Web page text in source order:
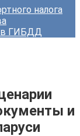
налога
ГИБДД
и